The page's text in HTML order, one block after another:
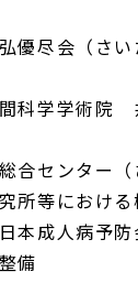
優尽会（さ
科学学術院
合センター
所等におけ
本成人病予防
備